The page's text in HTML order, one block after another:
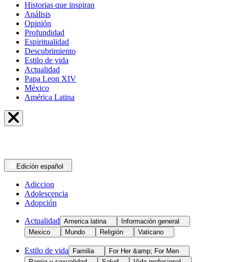
Historias que inspiran
Análisis
Opinión
Profundidad
Espiritualidad
Descubrimiento
Estilo de vida
Actualidad
Papa Leon XIV
México
América Latina
Edición español
Adiccion
Adolescencia
Adopción
Actualidad America latina
Información general
Mexico
Mundo Religión Vaticano
Estilo de vida Familia
For Her &amp; For Men